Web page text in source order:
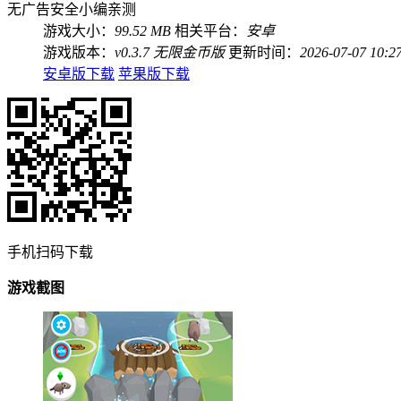
无广告安全小编亲测
游戏大小： 99.52 MB 相关平台：
安卓
游戏版本： v0.3.7 无限金币版 更新时间： 2026-07-07
安卓版下载 苹果版下载
手机扫码下载
游戏截图